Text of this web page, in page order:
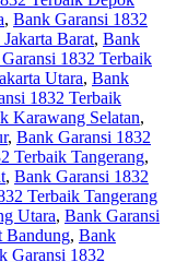
, Bank Garansi 1832
Barat, Bank
1832 Terbaik
Utara, Bank
1832 Terbaik
Karawang Selatan,
, Bank Garansi 1832
Terbaik Tangerang,
, Bank Garansi 1832
Terbaik Tangerang
Utara, Bank Garansi
Bandung, Bank
Garansi 1832